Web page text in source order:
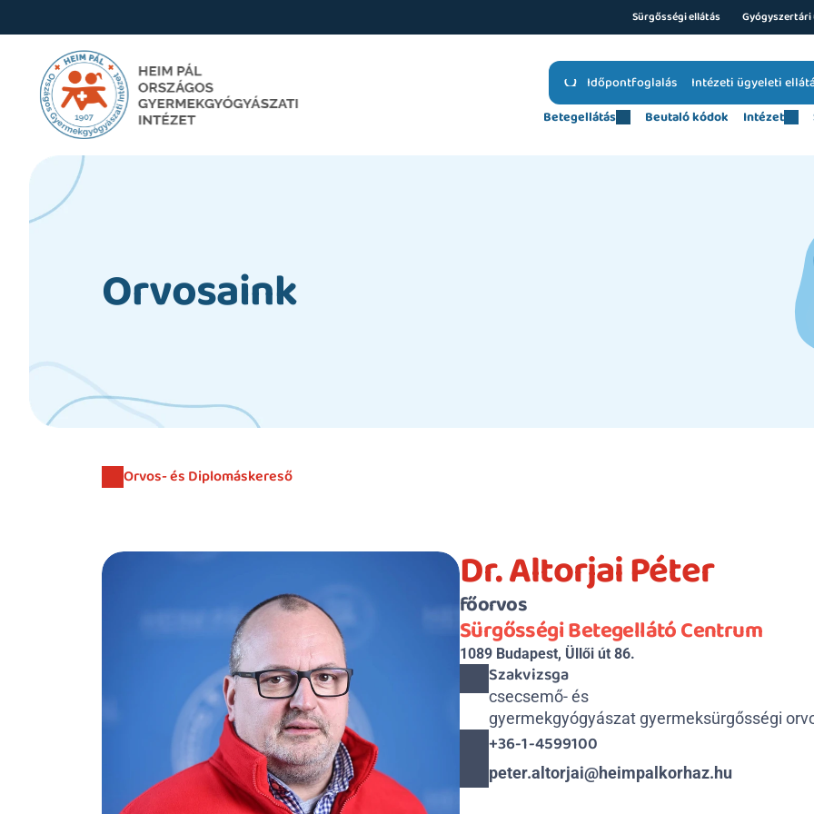
Sürgősségi ellátás Gyógyszertári
Időpontfoglalás Intézeti ügyeleti
Betegellátás
Beutaló kódok Intézet
Orvosaink
Orvos- és Diplomáskereső
Dr. Altorjai Péter
főorvos
Sürgősségi Betegellátó Centrum
1089 Budapest, Üllői út 86.
Szakvizsga
csecsemő- és
gyermekgyógyászat gyermeksürgősségi
+36-1-4599100
peter.altorjai@heimpalkorhaz.hu